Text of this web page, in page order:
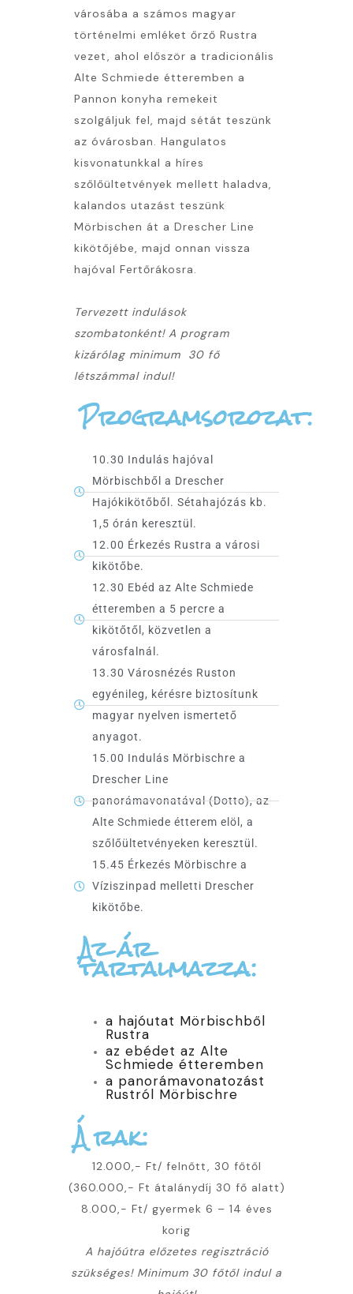
városába a számos magyar
történelmi emléket őrző Rustra
vezet, ahol először a tradicionális
Alte Schmiede étteremben a
Pannon konyha remekeit
szolgáljuk fel, majd sétát teszünk
az óvárosban. Hangulatos
kisvonatunkkal a híres
szőlőültetvények mellett haladva,
kalandos utazást teszünk
Mörbischen át a Drescher Line
kikötőjébe, majd onnan vissza
hajóval Fertőrákosra.
Tervezett indulások
szombatonként! A program
kizárólag minimum 30 fő
létszámmal indul!
Programsorozat:
10.30 Indulás hajóval
Mörbischből a Drescher
Hajókikötőből. Sétahajózás kb.
1,5 órán keresztül.
12.00 Érkezés Rustra a városi
kikötőbe.
12.30 Ebéd az Alte Schmiede
étteremben a 5 percre a
kikötőtől, közvetlen a
városfalnál.
13.30 Városnézés Ruston
egyénileg, kérésre biztosítunk
magyar nyelven ismertető
anyagot.
15.00 Indulás Mörbischre a
Drescher Line
panorámavonatával (Dotto), az
Alte Schmiede étterem elöl, a
szőlőültetvényeken keresztül.
15.45 Érkezés Mörbischre a
Víziszinpad melletti Drescher
kikötőbe.
Az ár
tartalmazza:
a hajóutat Mörbischből
Rustra
az ebédet az Alte
Schmiede étteremben
a panorámavonatozást
Rustról Mörbischre
Árak:
12.000,- Ft/ felnőtt, 30 főtől
(360.000,- Ft átalánydíj 30 fő alatt)
8.000,- Ft/ gyermek 6 – 14 éves
korig
A hajóútra előzetes regisztráció
szükséges! Minimum 30 főtől indul a